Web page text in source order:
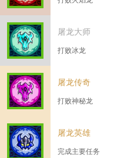
屠龙大师
打败冰龙
屠龙传奇
打败神秘龙
屠龙英雄
完成主要任务